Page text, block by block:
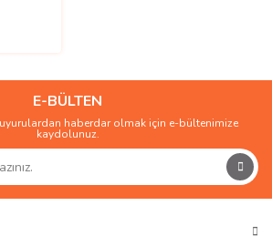
E-BÜLTEN
haberdar olmak için e-bültenimize
kaydolunuz.